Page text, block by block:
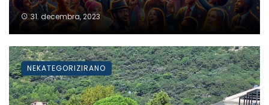
31. decembra, 2023
NEKATEGORIZIRANO